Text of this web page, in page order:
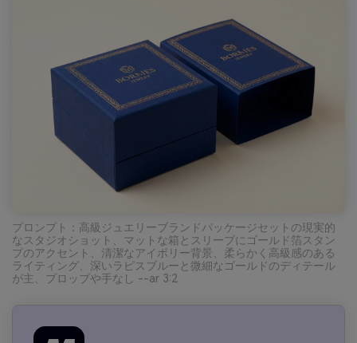
プロンプト：高級ジュエリーブランドパッケージセットの現実的
なスタジオショット、マットな箱とスリーブにゴールド箔スタン
プのアクセント、清潔なアイボリー背景、柔らかく高級感のある
ライティング、深いラピスブルーと微細なゴールドのディテール
が主、プロップや手なし --ar 3:2